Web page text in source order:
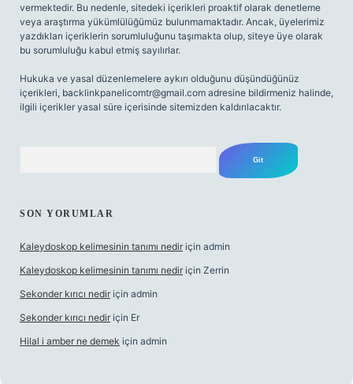
vermektedir. Bu nedenle, sitedeki içerikleri proaktif olarak denetleme
veya araştırma yükümlülüğümüz bulunmamaktadır. Ancak, üyelerimiz
yazdıkları içeriklerin sorumluluğunu taşımakta olup, siteye üye olarak
bu sorumluluğu kabul etmiş sayılırlar.
Hukuka ve yasal düzenlemelere aykırı olduğunu düşündüğünüz
içerikleri, backlinkpanelicomtr@gmail.com adresine bildirmeniz halinde,
ilgili içerikler yasal süre içerisinde sitemizden kaldırılacaktır.
SON YORUMLAR
Kaleydoskop kelimesinin tanımı nedir için admin
Kaleydoskop kelimesinin tanımı nedir için Zerrin
Sekonder kırıcı nedir için admin
Sekonder kırıcı nedir için Er
Hilal i amber ne demek için admin